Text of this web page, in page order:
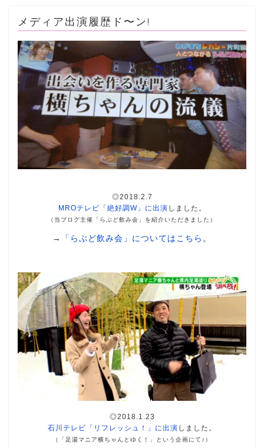
メディア出演履歴ド〜ン!
◎2018.2.7
MROテレビ「絶好調W」に出演 しました。
（当ブログ主催「らぶど飲み会」を紹介いただきました）
→ 「らぶど飲み会」についてはこちら 。
◎2018.1.23
石川テレビ「リフレッシュ！」に出演 しました。
（「足湯マニア横ちゃんとゆく！」という企画にて♪）